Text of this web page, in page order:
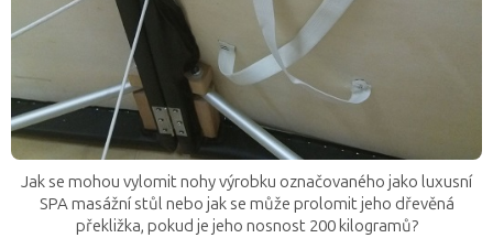
Jak se mohou vylomit nohy výrobku označovaného jako luxusní
SPA masážní stůl nebo jak se může prolomit jeho dřevěná
překližka, pokud je jeho nosnost 200 kilogramů?